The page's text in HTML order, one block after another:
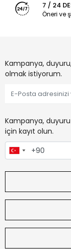
7 / 24
Öneri ve
Kampanya,
olmak istiyorum.
Kampanya,
için kayıt olun.